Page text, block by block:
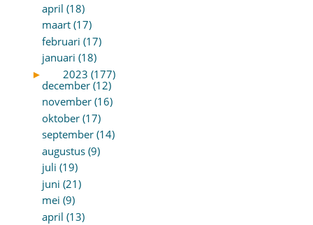
april (18)
maart (17)
februari (17)
januari (18)
►
2023 (177)
december (12)
november (16)
oktober (17)
september (14)
augustus (9)
juli (19)
juni (21)
mei (9)
april (13)